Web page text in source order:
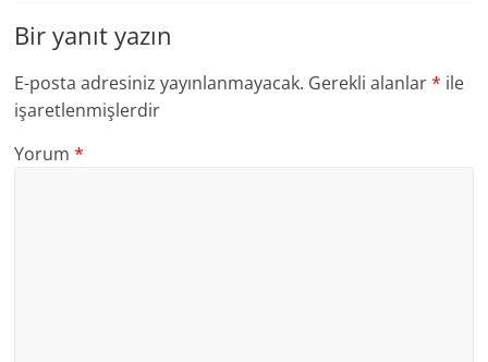
Bir yanıt yazın
E-posta adresiniz yayınlanmayacak. Gerekli alanlar* ile
işaretlenmişlerdir
Yorum*